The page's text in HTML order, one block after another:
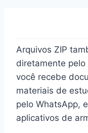
Arquivos ZIP
diretamente
você recebe
materiais de
pelo WhatsApp,
aplicativos de